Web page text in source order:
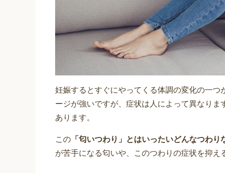
妊娠するとすぐにやってくる体調の変化の一
ージが強いですが、症状は人によって異なり
あります。
この 「匂いつわり」とはいったいどんなつわり
が苦手になる匂いや、このつわりの症状を抑え